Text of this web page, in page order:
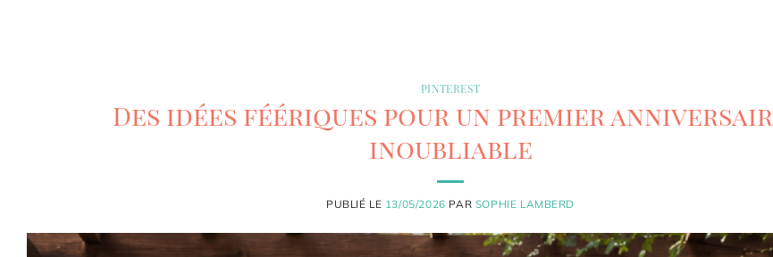
PINTEREST
Des idées féériques pour un premier
inoubliable
PUBLIÉ LE 13/05/2026 PAR SOPHIE LAMBERD